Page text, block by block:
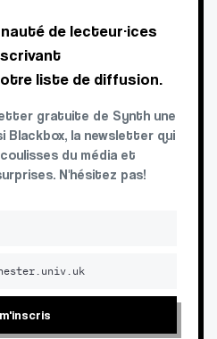
de lecteur·ices
liste de diffusion.
gratuite de Synth une
Blackbox, la newsletter qui
du média et
N'hésitez pas!